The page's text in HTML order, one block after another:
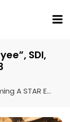
SDI,
SDI, Bekasi 1 Juli 2023